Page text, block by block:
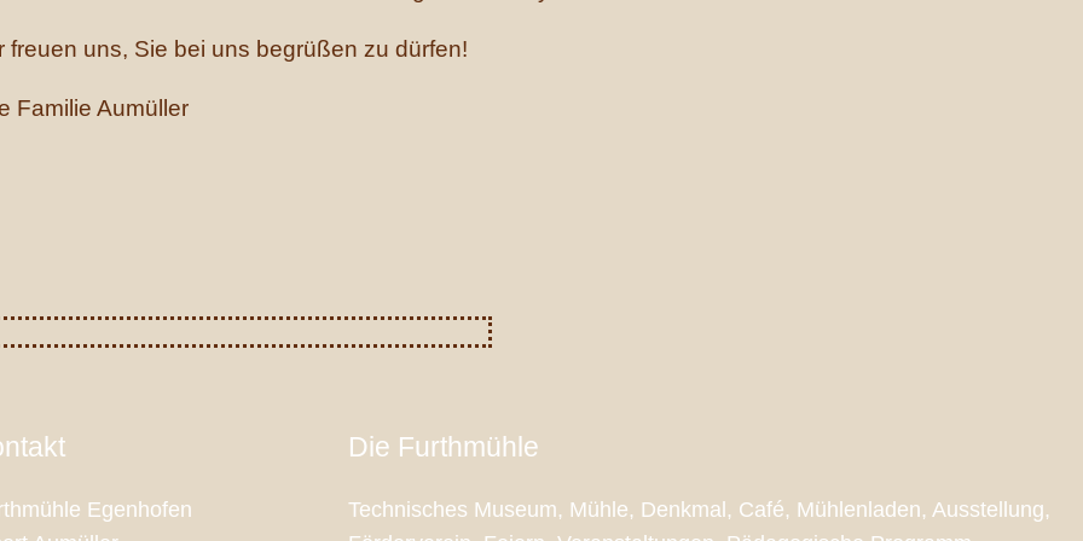
freuen uns, Sie bei uns begrüßen zu dürfen!
Familie Aumüller
Egenhofen
Die Furthmühle
Technisches Museum, Mühle, Denkmal, Café, Mühlenladen, Ausstellung,